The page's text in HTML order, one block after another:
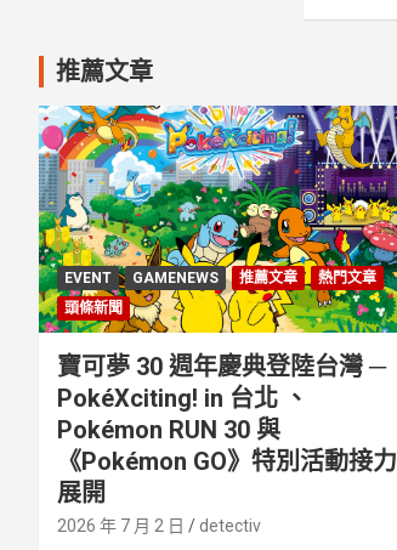
推薦文章
EVENT GAMENEWS 推薦文章
熱門文章
頭條新聞
寶可夢 30 週年慶典登陸台灣 ─
PokéXciting! in 台北 、
Pokémon RUN 30 與
《Pokémon GO》特別活動接⼒
展開
2026 年 7 月 2 日 detectiv